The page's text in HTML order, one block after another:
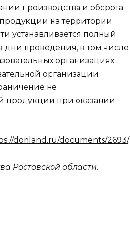
производства и оборота
на территории
устанавливается полный
дни проведения, в том числе
организациях
организации
не
продукции при оказании
donland.ru/documents/2693/.
Ростовской области.